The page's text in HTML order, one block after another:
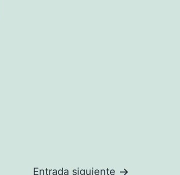
Entrada siguiente